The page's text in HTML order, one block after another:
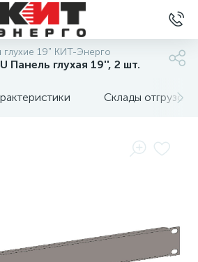
глухие 19" КИТ-Энерго
Панель глухая 19'', 2 шт.
Склады отгрузок